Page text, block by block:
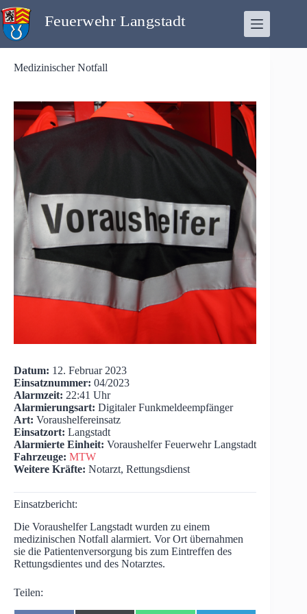
Zum
Inhalt
springen
Medizinischer Notfall
Datum: 12. Februar 2023
Einsatznummer: 04/2023
Alarmzeit: 22:41 Uhr
Alarmierungsart: Digitaler Funkmeldeempfänger
Art: Voraushelfereinsatz
Einsatzort: Langstadt
Alarmierte Einheit: Voraushelfer Feuerwehr Langstadt
Fahrzeuge: MTW
Weitere Kräfte: Notarzt, Rettungsdienst
Einsatzbericht:
Die Voraushelfer Langstadt wurden zu einem
medizinischen Notfall alarmiert. Vor Ort übernahmen
sie die Patientenversorgung bis zum Eintreffen des
Rettungsdientes und des Notarztes.
Teilen: